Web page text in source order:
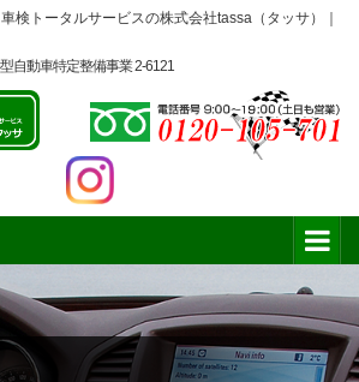
検トータルサービスの株式会社tassa（タッサ）｜
自動車特定整備事業 2-6121